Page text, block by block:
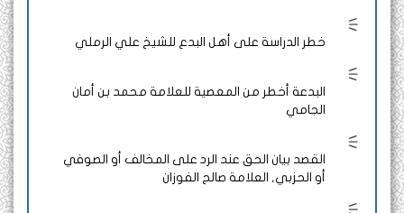
خطر الدراسة على أهل البدع للشيخ علي الرملي
البدعة أخطر من المعصية للعلامة محمد بن أمان
الجامي
القصد بيان الحق عند الرد على المخالف أو الصوفي
أو الحزبي, العلامة صالح الفوزان